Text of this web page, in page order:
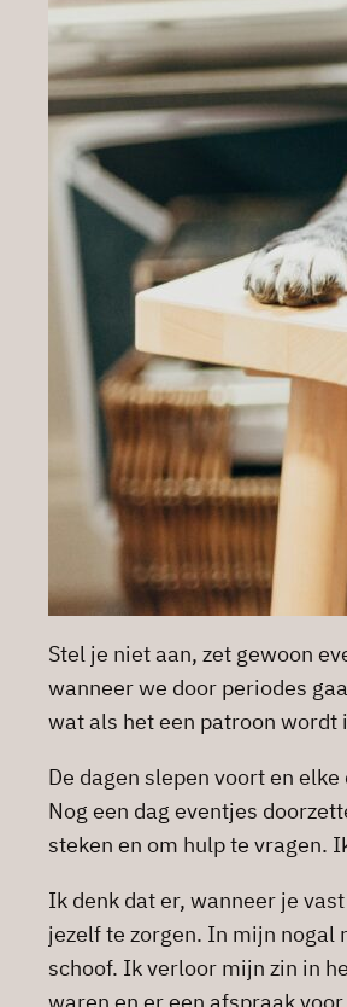
Stel je niet aan, zet gewoon
wanneer we door periodes
wat als het een patroon wordt
De dagen slepen voort en
Nog een dag eventjes
steken en om hulp te vragen.
Ik denk dat er, wanneer je
jezelf te zorgen. In mijn nogal
schoof. Ik verloor mijn zin in